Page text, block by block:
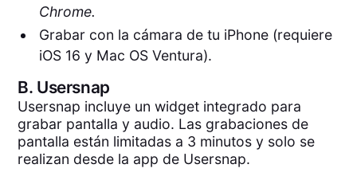
Chrome.
Grabar con la cámara de tu iPhone (requiere
iOS 16 y Mac OS Ventura).
B. Usersnap
Usersnap incluye un widget integrado para
grabar pantalla y audio. Las grabaciones de
pantalla están limitadas a 3 minutos y solo se
realizan desde la app de Usersnap.